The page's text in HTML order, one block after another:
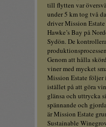
till flytten var
under 5 km tog två
driver Mission
Hawke’s Bay på
Sydön. De
Genom att hålla
viner med mycket
Mission Estate följer
istället på att göra
glänsa och uttrycka
spännande och
är Mission Estate
Sustainable